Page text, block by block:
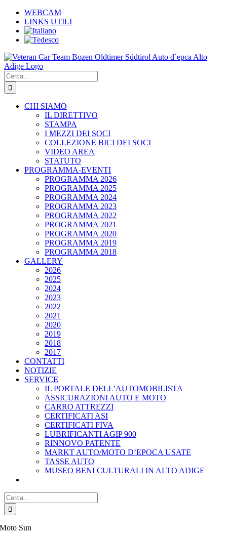
Salta
contenuto
WEBCAM
LINKS UTILI
Cerca
per:
CHI SIAMO
IL DIRETTIVO
STAMPA
I MEZZI DEI SOCI
COLLEZIONE BICI DEI SOCI
VIDEO AREA
STATUTO
PROGRAMMA-EVENTI
PROGRAMMA 2026
PROGRAMMA 2025
PROGRAMMA 2024
PROGRAMMA 2023
PROGRAMMA 2022
PROGRAMMA 2021
PROGRAMMA 2020
PROGRAMMA 2019
PROGRAMMA 2018
GALLERY
2026
2025
2024
2023
2022
2021
2020
2019
2018
2017
CONTATTI
NOTIZIE
SERVICE
IL PORTALE DELL’AUTOMOBILISTA
ASSICURAZIONI AUTO E MOTO
CARRO ATTREZZI
CERTIFICATI ASI
CERTIFICATI FIVA
LUBRIFICANTI AGIP 900
RINNOVO PATENTE
MARKT AUTO/MOTO D’EPOCA USATE
TASSE AUTO
MUSEO BENI CULTURALI IN ALTO ADIGE
Cerca
per:
Moto Sun